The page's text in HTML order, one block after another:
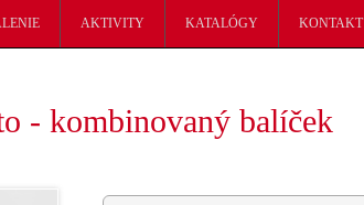
AKTIVITY KATALÓGY KONTAKT
- kombinovaný balíček